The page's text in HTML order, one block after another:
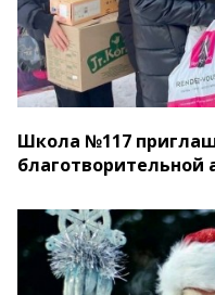
Школа №117
благотворительной